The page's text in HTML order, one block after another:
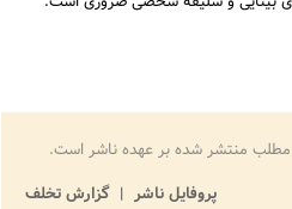
منتشر شده بر عهده ناشر است.
پروفایل ناشر
گزارش تخلف